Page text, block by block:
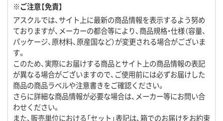
※ご注意【免責】
アスクルでは、サイト上に最新の商品情報を表示するよう努め
ておりますが、メーカーの都合等により、商品規格・仕様（容量、
パッケージ、原材料、原産国など）が変更される場合がございま
す。
このため、実際にお届けする商品とサイト上の商品情報の表記
が異なる場合がございますので、ご使用前には必ずお届けした
商品の商品ラベルや注意書きをご確認ください。
さらに詳細な商品情報が必要な場合は、メーカー等にお問い合
わせください。
また、販売単位における「セット」表記は、箱でのお届けをお約束